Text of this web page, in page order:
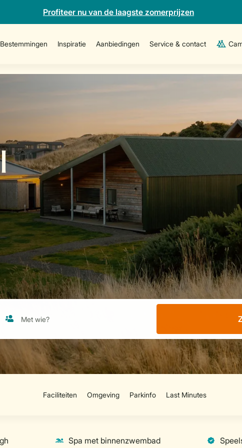
Profiteer nu van de laagste zomerprijzen
Bestemmingen Inspiratie Aanbiedingen Service & contact